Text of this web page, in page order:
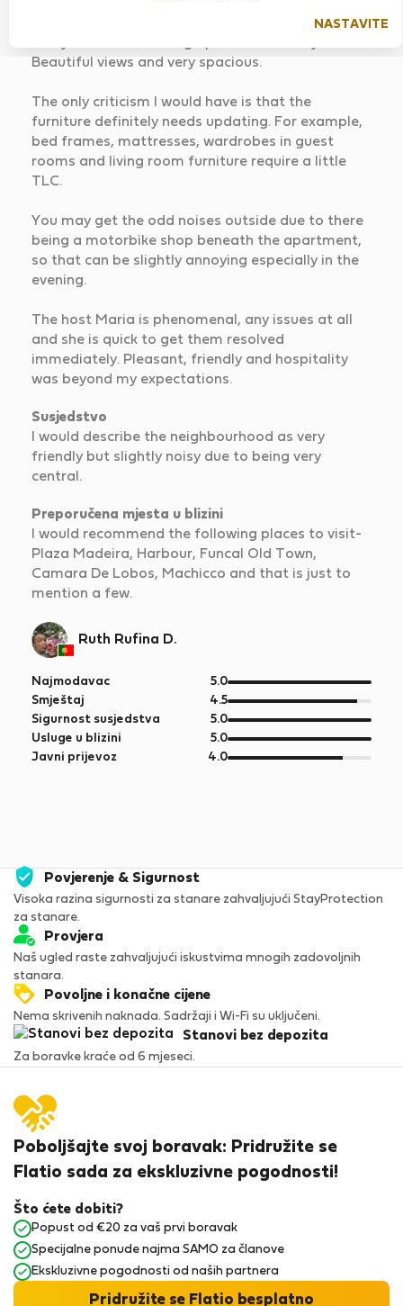
NASTAVITE
Beautiful views and very spacious.
The only criticism I would have is that the
furniture definitely needs updating. For example,
bed frames, mattresses, wardrobes in guest
rooms and living room furniture require a little
TLC.
You may get the odd noises outside due to there
being a motorbike shop beneath the apartment,
so that can be slightly annoying especially in the
evening.
The host Maria is phenomenal, any issues at all
and she is quick to get them resolved
immediately. Pleasant, friendly and hospitality
was beyond my expectations.
Susjedstvo
I would describe the neighbourhood as very
friendly but slightly noisy due to being very
central.
Preporučena mjesta u blizini
I would recommend the following places to visit-
Plaza Madeira, Harbour, Funcal Old Town,
Camara De Lobos, Machicco and that is just to
mention a few.
Ruth Rufina D.
Najmodavac 5.0od
5
Smještaj 4.5od
5
Sigurnost susjedstva 5.0od
5
Usluge u blizini 5.0od
5
Javni prijevoz 4.0od
Povjerenje & Sigurnost
Visoka razina sigurnosti za stanare zahvaljujući StayProtection
za stanare.
Provjera
Naš ugled raste zahvaljujući iskustvima mnogih zadovoljnih
stanara.
Povoljne i konačne cijene
Nema skrivenih naknada. Sadržaji i Wi-Fi su uključeni.
Stanovi bez depozita
Za boravke kraće od 6 mjeseci.
Poboljšajte svoj boravak: Pridružite se
Flatio sada za ekskluzivne pogodnosti!
Što ćete dobiti?
Popust od €20 za vaš prvi boravak
Specijalne ponude najma SAMO za članove
Ekskluzivne pogodnosti od naših partnera
Pridružite se Flatio besplatno